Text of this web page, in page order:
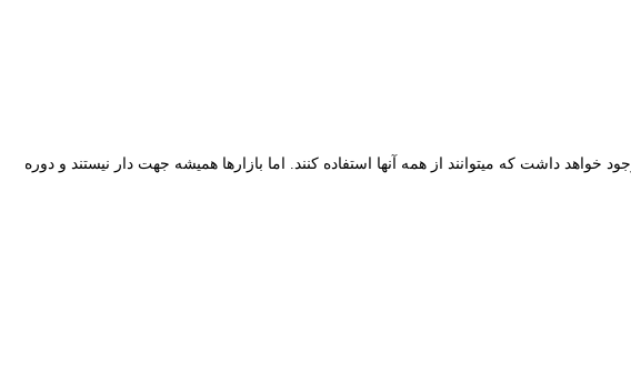
خواهد داشت که میتوانند از همه آنها استفاده کنند. اما بازارها همیشه جهت دار نیستند و دوره